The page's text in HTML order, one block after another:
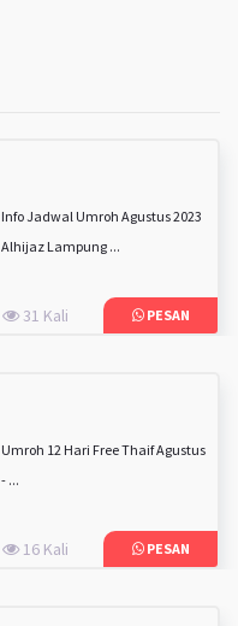
Info Jadwal Umroh Agustus 2023
Alhijaz Lampung ...
31 Kali PESAN
Umroh 12 Hari Free Thaif Agustus
- ...
16 Kali PESAN